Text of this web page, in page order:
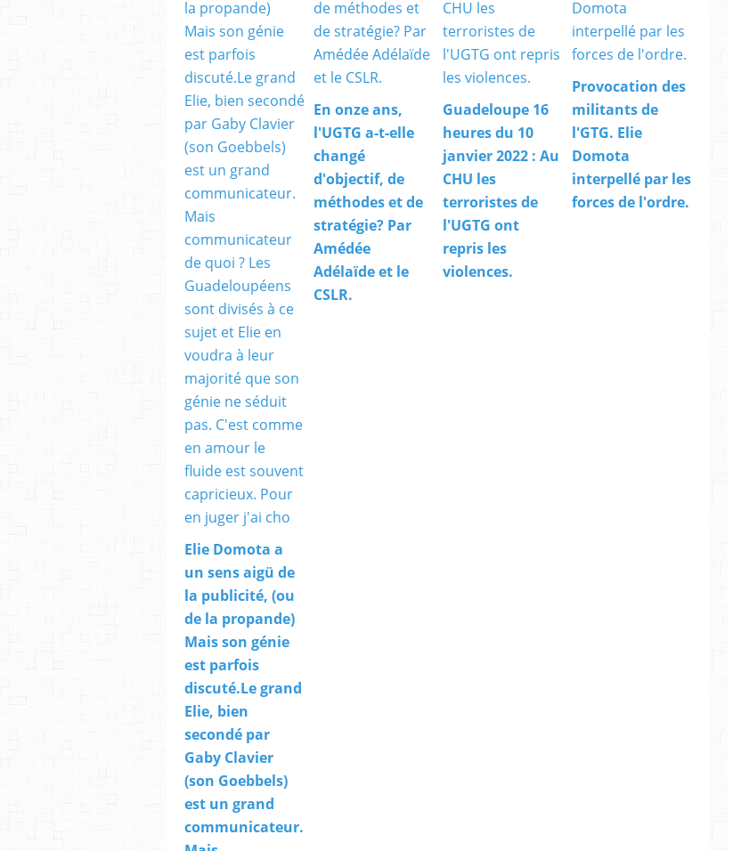
Elie Domota a
un sens aigü de
la publicité, (ou
de la propande)
Mais son génie
est parfois
discuté.Le grand
Elie, bien
secondé par
Gaby Clavier
(son Goebbels)
est un grand
communicateur.
En onze ans,
l'UGTG a-t-elle
changé
d'objectif, de
méthodes et de
stratégie? Par
Amédée
Adélaïde et le
CSLR.
Guadeloupe 16
heures du 10
janvier 2022 : Au
CHU les
terroristes de
l'UGTG ont
repris les
violences.
Provocation des
militants de
l'GTG. Elie
Domota
interpellé par les
forces de l'ordre.